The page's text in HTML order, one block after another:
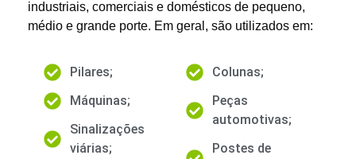
industriais, comerciais e domésticos de pequeno,
médio e grande porte. Em geral, são utilizados em:
Pilares;
Máquinas;
Sinalizações
viárias;
Colunas;
Peças
automotivas;
Postes de